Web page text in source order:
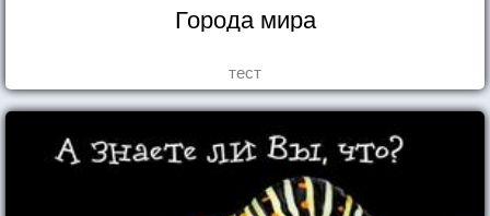
Города мира
тест